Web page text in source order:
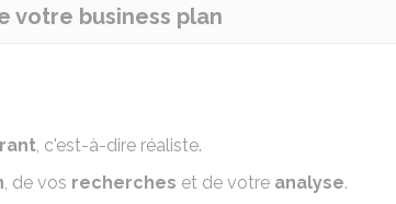
votre business plan
, c'est-à-dire réaliste.
, de vos recherches et de votre analyse.